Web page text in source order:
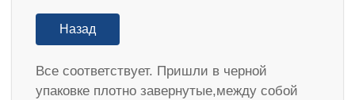
Назад
Все соответствует. Пришли в черной
упаковке плотно завернутые,между собой